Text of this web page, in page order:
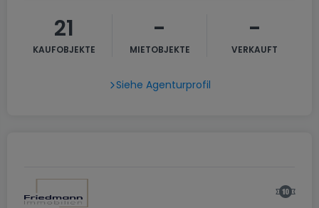
21
KAUFOBJEKTE
-
MIETOBJEKTE
-
VERKAUFT
Siehe Agenturprofil